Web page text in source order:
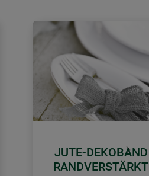
JUTE-DEKOBAND
RANDVERSTÄRKT
Weiter